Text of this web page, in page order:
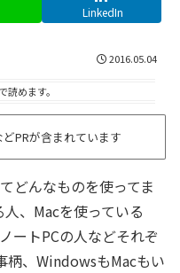
LinkedIn
2016.05.04
読めます。
PRが含まれています
どんなものを使ってま
、Macを使っている
ートPCの人などそれぞ
柄、WindowsもMacもい